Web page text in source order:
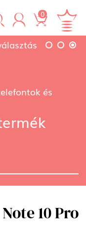
0
és
10 Pro